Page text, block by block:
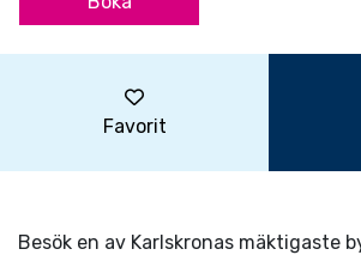
Favorit
Besök en av Karlskronas mäktigaste